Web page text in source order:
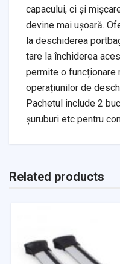
capacului, ci și
devine mai ușoară.
la deschiderea
tare la închiderea
permite o
operațiunilor de
Pachetul include 2
șuruburi etc pentru
Related products